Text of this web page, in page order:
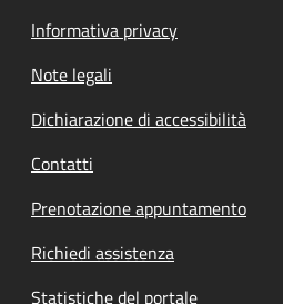
Informativa privacy
Note legali
Dichiarazione di accessibilità
Contatti
Prenotazione appuntamento
Richiedi assistenza
Statistiche del portale